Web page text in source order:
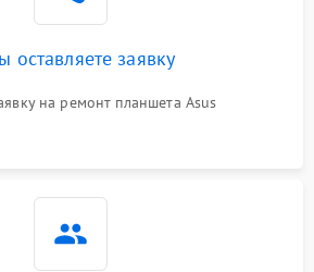
оставляете заявку
на ремонт планшета Asus